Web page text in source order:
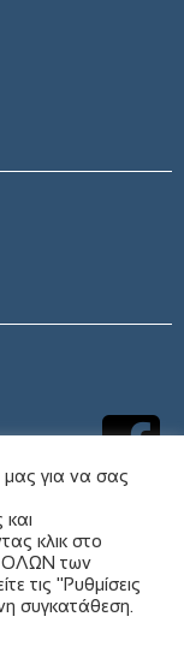
μας για να σας
κλικ στο
ΟΛΩΝ των
τις "Ρυθμίσεις
συγκατάθεση.